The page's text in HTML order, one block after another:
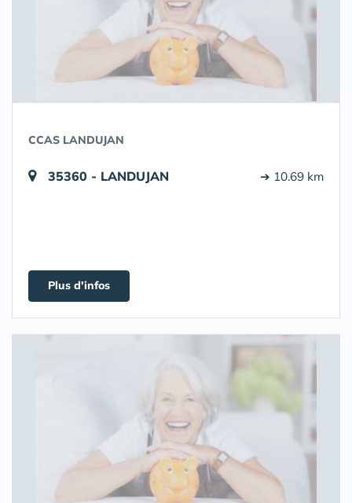
CCAS LANDUJAN
35360 - LANDUJAN ➔ 10.69 km
Plus d'infos